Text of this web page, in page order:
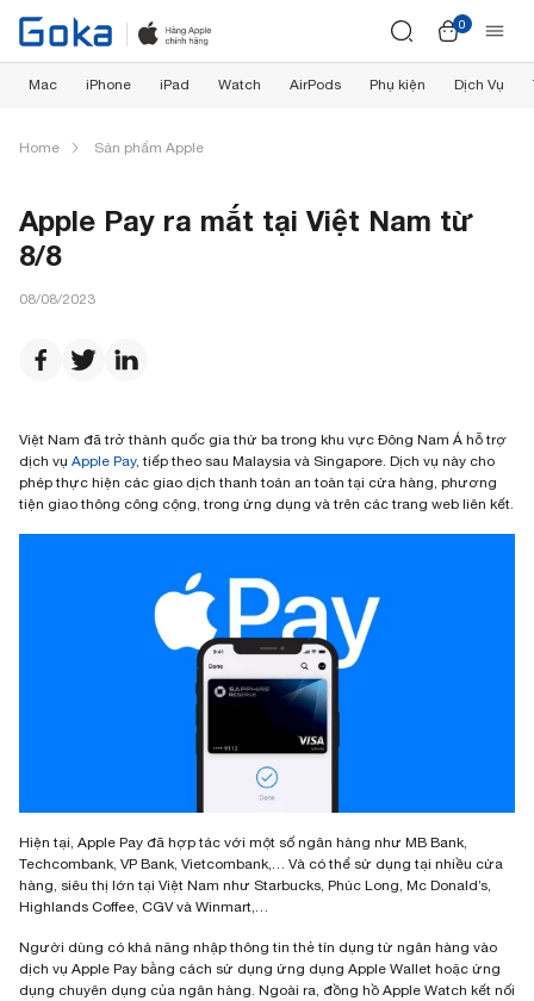
0
Mac iPhone iPad Watch AirPods Phụ kiện Dịch Vụ
Home Sản phẩm Apple
Apple Pay ra mắt tại Việt Nam từ
8/8
08/08/2023
Việt Nam đã trở thành quốc gia thứ ba trong khu vực Đông Nam Á hỗ trợ
dịch vụ Apple Pay, tiếp theo sau Malaysia và Singapore. Dịch vụ này cho
phép thực hiện các giao dịch thanh toán an toàn tại cửa hàng, phương
tiện giao thông công cộng, trong ứng dụng và trên các trang web liên kết.
Hiện tại, Apple Pay đã hợp tác với một số ngân hàng như MB Bank,
Techcombank, VP Bank, Vietcombank,… Và có thể sử dụng tại nhiều cửa
hàng, siêu thị lớn tại Việt Nam như Starbucks, Phúc Long, Mc Donald’s,
Highlands Coffee, CGV và Winmart,…
Người dùng có khả năng nhập thông tin thẻ tín dụng từ ngân hàng vào
dịch vụ Apple Pay bằng cách sử dụng ứng dụng Apple Wallet hoặc ứng
dụng chuyên dụng của ngân hàng. Ngoài ra, đồng hồ Apple Watch kết nối